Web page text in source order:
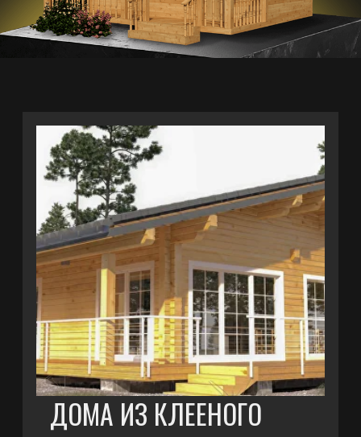
БРУСА
Прочные и долговечные,
с естественной
теплоизоляцией и эстетикой
натурального дерева, подходят
для круглогодичного
проживания.
ПОДРОБНЕЕ